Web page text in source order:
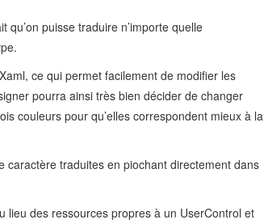
qu’on puisse traduire n’importe quelle
ce qui permet facilement de modifier les
pourra ainsi très bien décider de changer
couleurs pour qu’elles correspondent mieux à la
traduites en piochant directement dans
lieu des ressources propres à un UserControl et